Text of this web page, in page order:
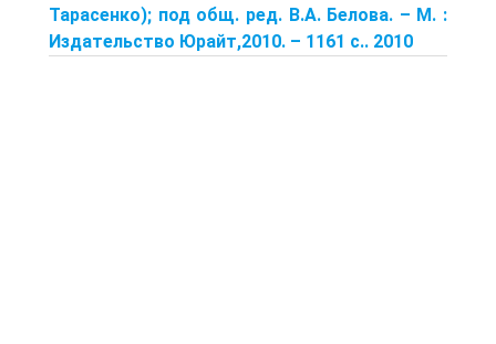
Тарасенко); под общ. ред. В.А. Белова. – М. :
Издательство Юрайт,2010. – 1161 с.. 2010